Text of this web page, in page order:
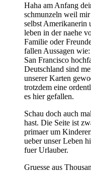
Haha am Anfang
schmunzeln weil
selbst Amerikanerin
leben in der naehe
Familie oder
fallen Aussagen
San Francisco
Deutschland sind
unserer Karten
trotzdem eine
es hier gefallen.
Schau doch auch
hast. Die Seite ist
primaer um
ueber unser Leben
fuer Urlauber.
Gruesse aus